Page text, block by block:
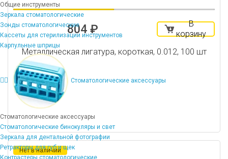
Общие инструменты
Зеркала стоматологические
Зонды стоматологические
Кассеты для стерилизации инструментов
Карпульные шприцы
Стоматологические аксессуары
Стоматологические аксессуары
Стоматологические бинокуляры и свет
Зеркала для дентальной фотографии
Ретракторы для губ и щек
Контрастеры стоматологические
804 ₽
В
корзину
Металлическая лигатура, короткая, 0.012, 100 шт
Нет в наличии